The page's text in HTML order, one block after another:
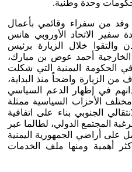
وحدة وطنية.
شباط 2021م، زار وفد من سفراء وقائمي بأعمال
سفير الاتحاد الأوروبي هانس
والتقوا خلال الزيارة برئيس
الخارجية أحمد عوض بن مبارك،
الحكومة اليمنية التي شكلت
من الزيارة واضحاً منذ البداية،
في إظهار الدعم السياسي
الأحزاب السياسية ممثلة
الجنوبي بناء على اتفاقية
المجتمع الدولي، لطالما عبر
على أراضي الجمهورية اليمنية
أهمية ومنها ملف الخدمات